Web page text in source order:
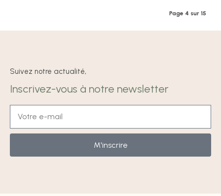
Page 4 sur 15
Suivez notre actualité,
Inscrivez-vous à notre newsletter
M'inscrire